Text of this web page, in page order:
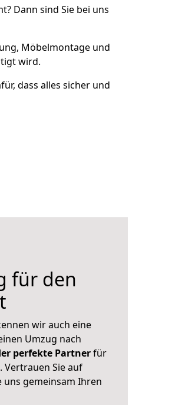
Dann sind Sie bei uns
Möbelmontage und
wird.
dass alles sicher und
für den
wir auch eine
Umzug nach
perfekte Partnerfür
Vertrauen Sie auf
uns gemeinsam Ihren